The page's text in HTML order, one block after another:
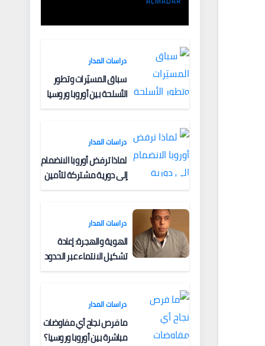
التعبئة
دراسات المدار
سباق المسيّرات وتطور
الأسلحة بين أوروبا وروسيا
دراسات المدار
لماذا ترفض أوروبا الانضمام
إلى دورية مشتركة لتأمين
دراسات المدار
الهوية والهجرة: إعادة
تشكيل الانتماء عبر الحدود
دراسات المدار
ما فرص نجاح أي مفاوضات
مباشرة بين أوروبا وروسيا؟